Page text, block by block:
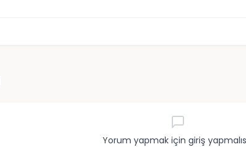
Yorum yapmak için giriş